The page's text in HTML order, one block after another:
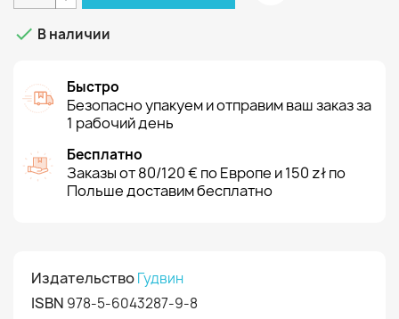
 В наличии
Быстро
Безопасно упакуем и отправим ваш заказ за
1 рабочий день
Бесплатно
Заказы от 80/120 € по Европе и 150 zł по
Польше доставим бесплатно
ИздательствоГудвин
ISBN 978-5-6043287-9-8